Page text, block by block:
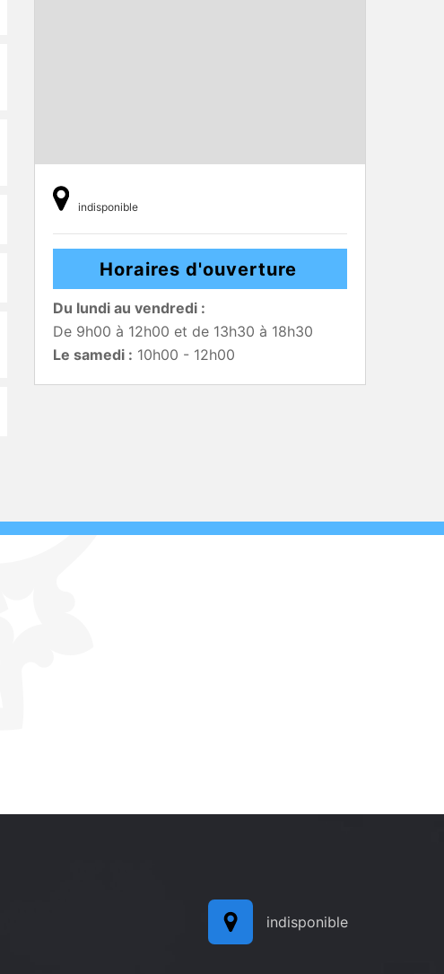
indisponible
Horaires d'ouverture
Du lundi au vendredi :
De 9h00 à 12h00 et de 13h30 à 18h30
Le samedi : 10h00 - 12h00
indisponible